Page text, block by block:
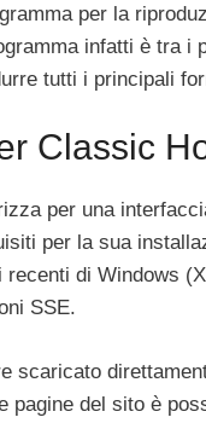
per la
infatti è tra i
tutti i principali
Classic
per una
per la sua
di Windows
SSE.
scaricato
pagine del sito è